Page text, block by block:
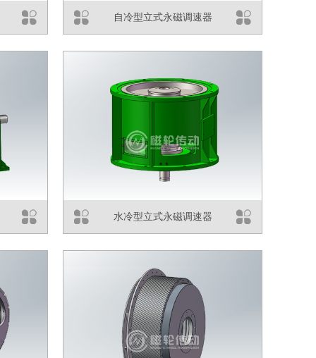
自冷型立式永磁调速器
水冷型立式永磁调速器